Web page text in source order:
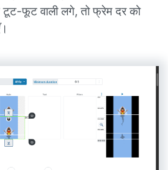
टूट-फूट वाली लगे, तो फ्रेम दर को